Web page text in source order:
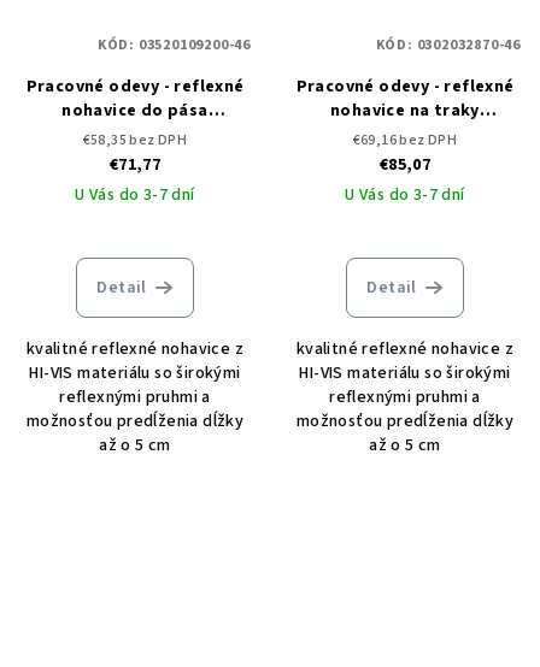
Pracovné odevy - reflexné
nohavice do pása
KNOXFIELD HVPS FL ČERVA
€58,35 bez DPH
€71,77
U Vás do 3-7 dní
Detail
kvalitné reflexné nohavice z
HI-VIS materiálu so širokými
reflexnými pruhmi a
možnosťou predĺženia dĺžky
až o 5 cm
KÓD: 03520109200-46
Pracovné odevy - reflexné
nohavice na traky
KNOXFIELD HI-VIS ČERVA
€69,16 bez DPH
€85,07
U Vás do 3-7 dní
Detail
kvalitné reflexné nohavice z
HI-VIS materiálu so širokými
reflexnými pruhmi a
možnosťou predĺženia dĺžky
až o 5 cm
KÓD: 0302032870-46